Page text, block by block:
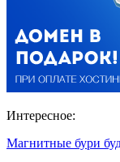
Интересное:
Магнитные бури